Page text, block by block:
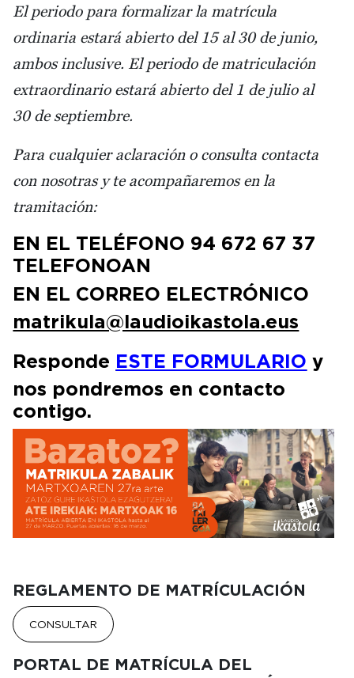
El periodo para formalizar la matrícula
ordinaria estará abierto del 15 al 30 de junio,
ambos inclusive. El periodo de matriculación
extraordinario estará abierto del 1 de julio al
30 de septiembre.
Para cualquier aclaración o consulta contacta
con nosotras y te acompañaremos en la
tramitación:
EN EL TELÉFONO 94 672 67 37
TELEFONOAN
EN EL CORREO ELECTRÓNICO
matrikula@laudioikastola.eus
Responde ESTE FORMULARIO y
nos pondremos en contacto
contigo.
Irudia
REGLAMENTO DE MATRÍCULACIÓN
CONSULTAR
PORTAL DE MATRÍCULA DEL